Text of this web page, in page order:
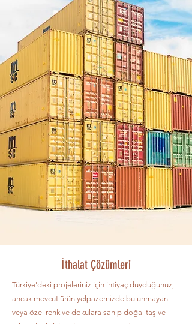
İthalat Çözümleri
Türkiye'deki projeleriniz için ihtiyaç duyduğunuz,
ancak mevcut ürün yelpazemizde bulunmayan
veya özel renk ve dokulara sahip doğal taş ve